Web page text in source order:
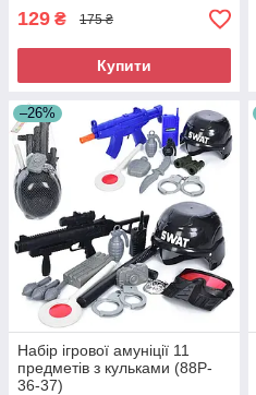
129 ₴ 175 ₴
Купити
–26%
Набір ігрової амуніції 11
предметів з кульками (88P-
36-37)